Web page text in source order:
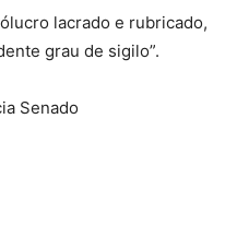
lacrado e rubricado,
grau de sigilo”.
Senado